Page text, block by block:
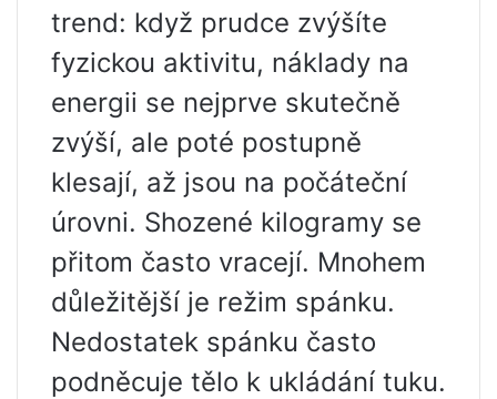
trend: když prudce zvýšíte
fyzickou aktivitu, náklady na
energii se nejprve skutečně
zvýší, ale poté postupně
klesají, až jsou na počáteční
úrovni. Shozené kilogramy se
přitom často vracejí. Mnohem
důležitější je režim spánku.
Nedostatek spánku často
podněcuje tělo k ukládání tuku.